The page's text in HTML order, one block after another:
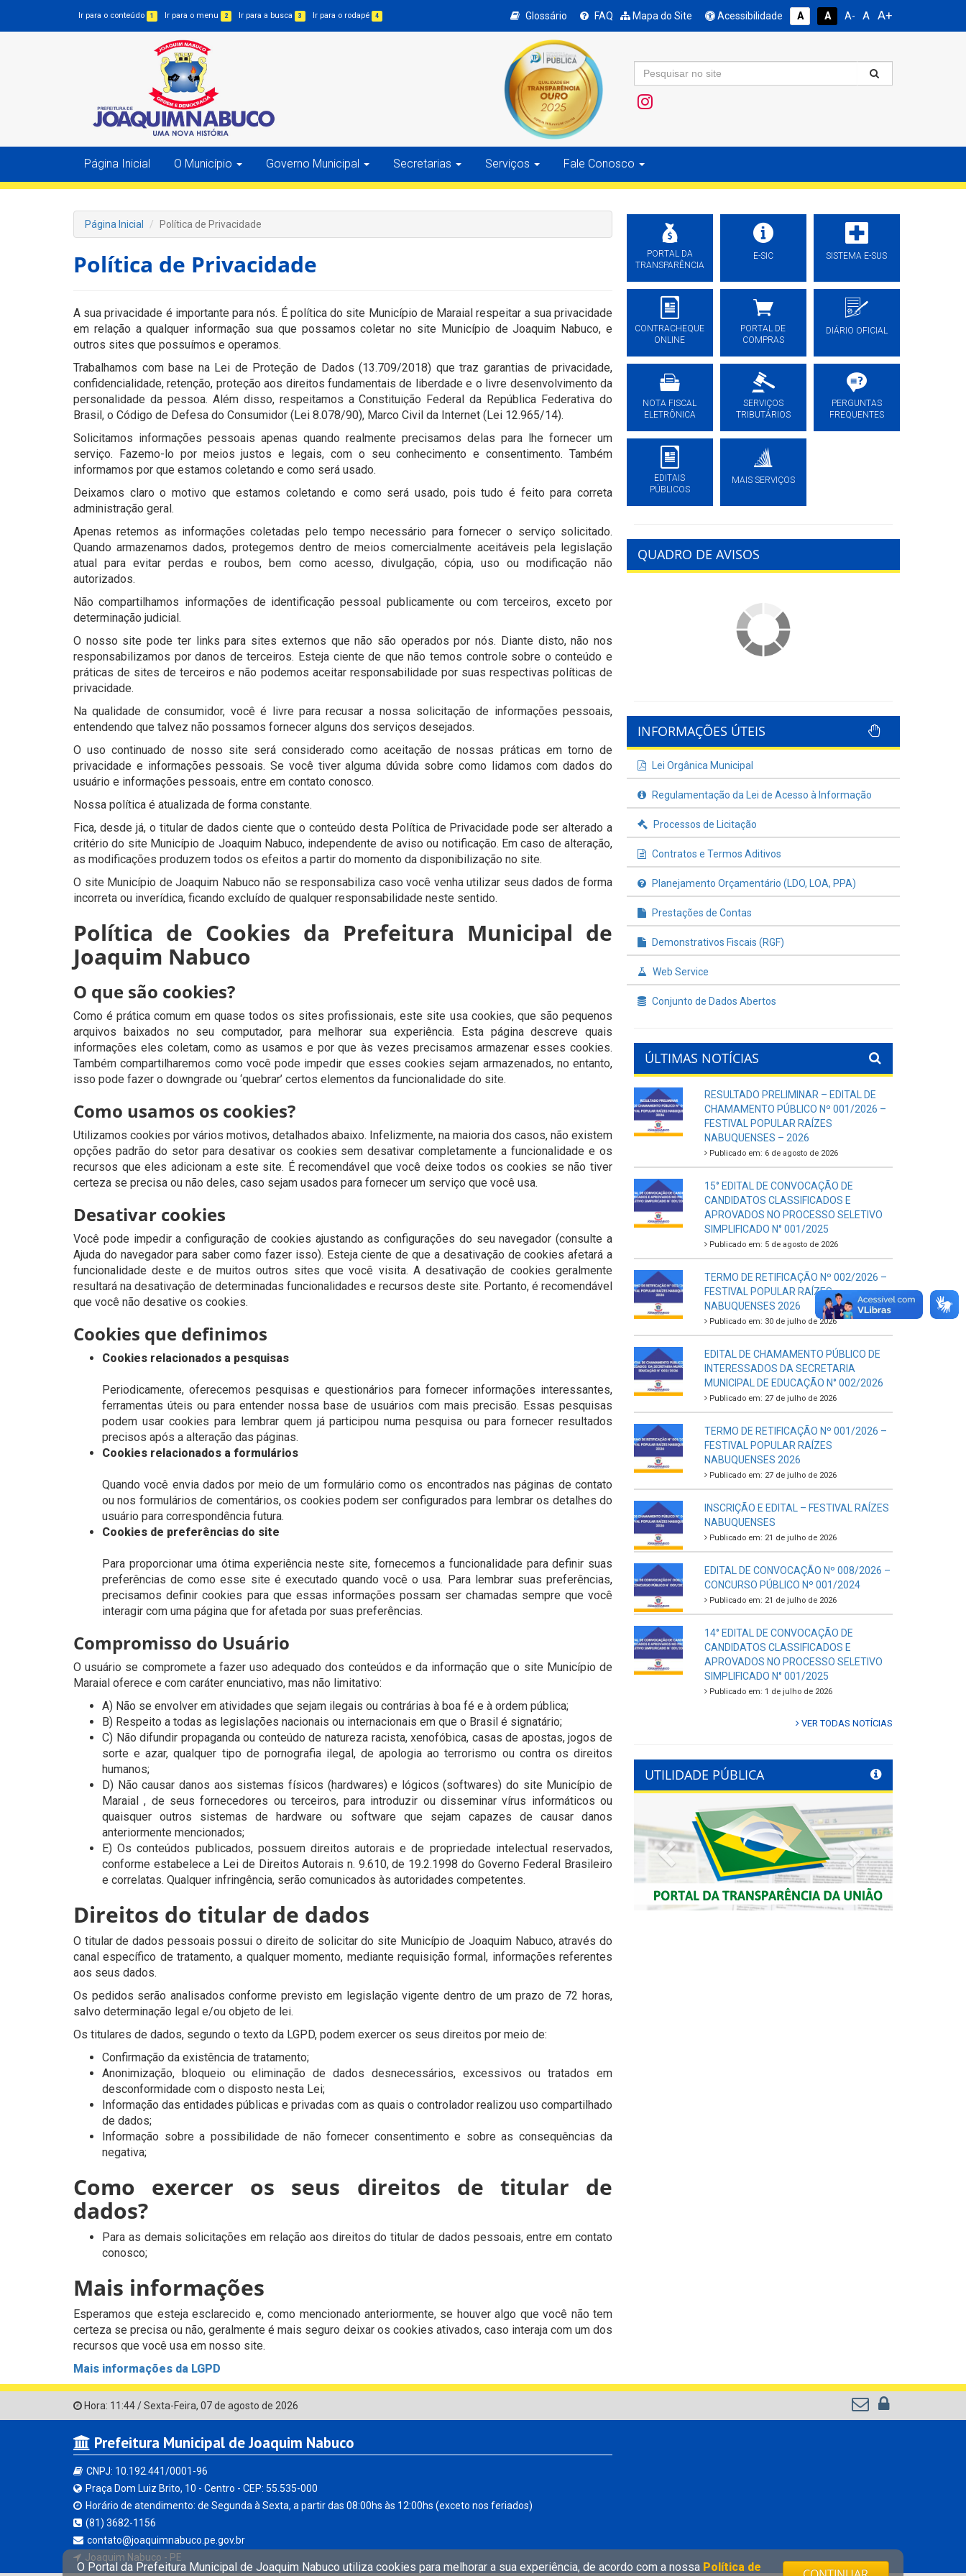
Ir para o conteúdo 1 Ir para o menu 2 Ir para a busca 3 Ir para o rodapé 4 Glossário FAQ Mapa do Site Acessibilidade A A A- A A+
Página Inicial O Município Governo Municipal Secretarias Serviços Fale Conosco
Página Inicial Política de Privacidade
Política de Privacidade
A sua privacidade é importante para nós. É política do site Município de Maraial respeitar a sua privacidade
em relação a qualquer informação sua que possamos coletar no site Município de Joaquim Nabuco, e
outros sites que possuímos e operamos.
Trabalhamos com base na Lei de Proteção de Dados (13.709/2018) que traz garantias de privacidade,
confidencialidade, retenção, proteção aos direitos fundamentais de liberdade e o livre desenvolvimento da
personalidade da pessoa. Além disso, respeitamos a Constituição Federal da República Federativa do
Brasil, o Código de Defesa do Consumidor (Lei 8.078/90), Marco Civil da Internet (Lei 12.965/14).
Solicitamos informações pessoais apenas quando realmente precisamos delas para lhe fornecer um
serviço. Fazemo-lo por meios justos e legais, com o seu conhecimento e consentimento. Também
informamos por que estamos coletando e como será usado.
Deixamos claro o motivo que estamos coletando e como será usado, pois tudo é feito para correta
administração geral.
Apenas retemos as informações coletadas pelo tempo necessário para fornecer o serviço solicitado.
Quando armazenamos dados, protegemos dentro de meios comercialmente aceitáveis pela legislação
atual ​​para evitar perdas e roubos, bem como acesso, divulgação, cópia, uso ou modificação não
autorizados.
Não compartilhamos informações de identificação pessoal publicamente ou com terceiros, exceto por
determinação judicial.
O nosso site pode ter links para sites externos que não são operados por nós. Diante disto, não nos
responsabilizamos por danos de terceiros. Esteja ciente de que não temos controle sobre o conteúdo e
práticas de sites de terceiros e não podemos aceitar responsabilidade por suas respectivas políticas de
privacidade.
Na qualidade de consumidor, você é livre para recusar a nossa solicitação de informações pessoais,
entendendo que talvez não possamos fornecer alguns dos serviços desejados.
O uso continuado de nosso site será considerado como aceitação de nossas práticas em torno de
privacidade e informações pessoais. Se você tiver alguma dúvida sobre como lidamos com dados do
usuário e informações pessoais, entre em contato conosco.
Nossa política é atualizada de forma constante.
Fica, desde já, o titular de dados ciente que o conteúdo desta Política de Privacidade pode ser alterado a
critério do site Município de Joaquim Nabuco, independente de aviso ou notificação. Em caso de alteração,
as modificações produzem todos os efeitos a partir do momento da disponibilização no site.
O site Município de Joaquim Nabuco não se responsabiliza caso você venha utilizar seus dados de forma
incorreta ou inverídica, ficando excluído de qualquer responsabilidade neste sentido.
Política de Cookies da Prefeitura Municipal de
Joaquim Nabuco
O que são cookies?
Como é prática comum em quase todos os sites profissionais, este site usa cookies, que são pequenos
arquivos baixados no seu computador, para melhorar sua experiência. Esta página descreve quais
informações eles coletam, como as usamos e por que às vezes precisamos armazenar esses cookies.
Também compartilharemos como você pode impedir que esses cookies sejam armazenados, no entanto,
isso pode fazer o downgrade ou ‘quebrar’ certos elementos da funcionalidade do site.
Como usamos os cookies?
Utilizamos cookies por vários motivos, detalhados abaixo. Infelizmente, na maioria dos casos, não existem
opções padrão do setor para desativar os cookies sem desativar completamente a funcionalidade e os
recursos que eles adicionam a este site. É recomendável que você deixe todos os cookies se não tiver
certeza se precisa ou não deles, caso sejam usados ​​para fornecer um serviço que você usa.
Desativar cookies
Você pode impedir a configuração de cookies ajustando as configurações do seu navegador (consulte a
Ajuda do navegador para saber como fazer isso). Esteja ciente de que a desativação de cookies afetará a
funcionalidade deste e de muitos outros sites que você visita. A desativação de cookies geralmente
resultará na desativação de determinadas funcionalidades e recursos deste site. Portanto, é recomendável
que você não desative os cookies.
Cookies que definimos
Cookies relacionados a pesquisas
Periodicamente, oferecemos pesquisas e questionários para fornecer informações interessantes,
ferramentas úteis ou para entender nossa base de usuários com mais precisão. Essas pesquisas
podem usar cookies para lembrar quem já participou numa pesquisa ou para fornecer resultados
precisos após a alteração das páginas.
Cookies relacionados a formulários
Quando você envia dados por meio de um formulário como os encontrados nas páginas de contato
ou nos formulários de comentários, os cookies podem ser configurados para lembrar os detalhes do
usuário para correspondência futura.
Cookies de preferências do site
Para proporcionar uma ótima experiência neste site, fornecemos a funcionalidade para definir suas
preferências de como esse site é executado quando você o usa. Para lembrar suas preferências,
precisamos definir cookies para que essas informações possam ser chamadas sempre que você
interagir com uma página que for afetada por suas preferências.
Compromisso do Usuário
O usuário se compromete a fazer uso adequado dos conteúdos e da informação que o site Município de
Maraial oferece e com caráter enunciativo, mas não limitativo:
A) Não se envolver em atividades que sejam ilegais ou contrárias à boa fé e à ordem pública;
B) Respeito a todas as legislações nacionais ou internacionais em que o Brasil é signatário;
C) Não difundir propaganda ou conteúdo de natureza racista, xenofóbica, casas de apostas, jogos de
sorte e azar, qualquer tipo de pornografia ilegal, de apologia ao terrorismo ou contra os direitos
humanos;
D) Não causar danos aos sistemas físicos (hardwares) e lógicos (softwares) do site Município de
Maraial , de seus fornecedores ou terceiros, para introduzir ou disseminar vírus informáticos ou
quaisquer outros sistemas de hardware ou software que sejam capazes de causar danos
anteriormente mencionados;
E) Os conteúdos publicados, possuem direitos autorais e de propriedade intelectual reservados,
conforme estabelece a Lei de Direitos Autorais n. 9.610, de 19.2.1998 do Governo Federal Brasileiro
e correlatas. Qualquer infringência, serão comunicados às autoridades competentes.
Direitos do titular de dados
O titular de dados pessoais possui o direito de solicitar do site Município de Joaquim Nabuco, através do
canal específico de tratamento, a qualquer momento, mediante requisição formal, informações referentes
aos seus dados.
Os pedidos serão analisados conforme previsto em legislação vigente dentro de um prazo de 72 horas,
salvo determinação legal e/ou objeto de lei.
Os titulares de dados, segundo o texto da LGPD, podem exercer os seus direitos por meio de:
Confirmação da existência de tratamento;
Anonimização, bloqueio ou eliminação de dados desnecessários, excessivos ou tratados em
desconformidade com o disposto nesta Lei;
Informação das entidades públicas e privadas com as quais o controlador realizou uso compartilhado
de dados;
Informação sobre a possibilidade de não fornecer consentimento e sobre as consequências da
negativa;
Como exercer os seus direitos de titular de
dados?
Para as demais solicitações em relação aos direitos do titular de dados pessoais, entre em contato
conosco;
Mais informações
Esperamos que esteja esclarecido e, como mencionado anteriormente, se houver algo que você não tem
certeza se precisa ou não, geralmente é mais seguro deixar os cookies ativados, caso interaja com um dos
recursos que você usa em nosso site.
Mais informações da LGPD
PORTAL DA
TRANSPARÊNCIA
E-SIC SISTEMA E-SUS
CONTRACHEQUE
ONLINE
PORTAL DE
COMPRAS
DIÁRIO OFICIAL
NOTA FISCAL
ELETRÔNICA
SERVIÇOS
TRIBUTÁRIOS
PERGUNTAS
FREQUENTES
EDITAIS
PÚBLICOS
MAIS SERVIÇOS
QUADRO DE AVISOS
INFORMAÇÕES ÚTEIS
Lei Orgânica Municipal
Regulamentação da Lei de Acesso à Informação
Processos de Licitação
Contratos e Termos Aditivos
Planejamento Orçamentário (LDO, LOA, PPA)
Prestações de Contas
Demonstrativos Fiscais (RGF)
Web Service
Conjunto de Dados Abertos
ÚLTIMAS NOTÍCIAS
RESULTADO PRELIMINAR – EDITAL DE
CHAMAMENTO PÚBLICO Nº 001/2026 –
FESTIVAL POPULAR RAÍZES
NABUQUENSES – 2026
Publicado em: 6 de agosto de 2026
15° EDITAL DE CONVOCAÇÃO DE
CANDIDATOS CLASSIFICADOS E
APROVADOS NO PROCESSO SELETIVO
SIMPLIFICADO N° 001/2025
Publicado em: 5 de agosto de 2026
TERMO DE RETIFICAÇÃO Nº 002/2026 –
FESTIVAL POPULAR RAÍZES
NABUQUENSES 2026
Publicado em: 30 de julho de 2026
EDITAL DE CHAMAMENTO PÚBLICO DE
INTERESSADOS DA SECRETARIA
MUNICIPAL DE EDUCAÇÃO N° 002/2026
Publicado em: 27 de julho de 2026
TERMO DE RETIFICAÇÃO Nº 001/2026 –
FESTIVAL POPULAR RAÍZES
NABUQUENSES 2026
Publicado em: 27 de julho de 2026
INSCRIÇÃO E EDITAL – FESTIVAL RAÍZES
NABUQUENSES
Publicado em: 21 de julho de 2026
EDITAL DE CONVOCAÇÃO Nº 008/2026 –
CONCURSO PÚBLICO Nº 001/2024
Publicado em: 21 de julho de 2026
14° EDITAL DE CONVOCAÇÃO DE
CANDIDATOS CLASSIFICADOS E
APROVADOS NO PROCESSO SELETIVO
SIMPLIFICADO N° 001/2025
Publicado em: 1 de julho de 2026
VER TODAS NOTÍCIAS
UTILIDADE PÚBLICA
Previous Next
Hora: 11:44/Sexta-Feira, 07 de agosto de 2026
Prefeitura Municipal de Joaquim Nabuco
CNPJ: 10.192.441/0001-96
Praça Dom Luiz Brito, 10 - Centro - CEP: 55.535-000
Horário de atendimento: de Segunda à Sexta, a partir das 08:00hs às 12:00hs (exceto nos feriados)
(81) 3682-1156
contato@joaquimnabuco.pe.gov.br
Joaquim Nabuco - PE
O Portal da Prefeitura Municipal de Joaquim Nabuco utiliza cookies para melhorar a sua experiência, de acordo com a nossa Política de